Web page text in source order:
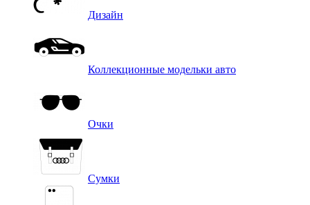
Дизайн
Коллекционные модельки авто
Очки
Сумки